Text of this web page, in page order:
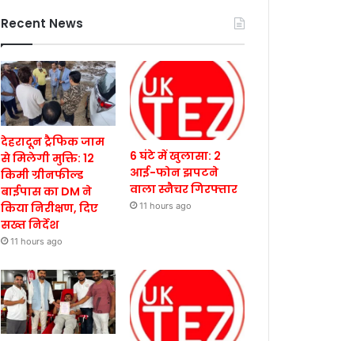
Recent News
देहरादून ट्रैफिक जाम
से मिलेगी मुक्ति: 12
किमी ग्रीनफील्ड
बाईपास का DM ने
किया निरीक्षण, दिए
सख्त निर्देश
11 hours ago
6 घंटे में खुलासा: 2
आई-फोन झपटने
वाला स्नैचर गिरफ्तार
11 hours ago